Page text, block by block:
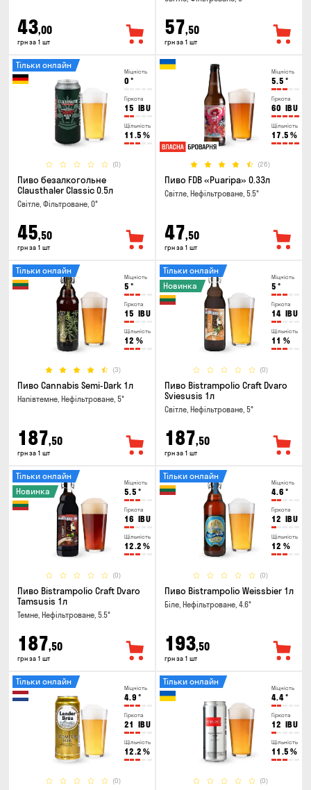
43,00
грн за 1 шт
57,50
грн за 1 шт
Міцність
0 °
Гіркота
15 IBU
Щільність
11.5 %
(0)
Тільки онлайн
Пиво безалкогольне
Clausthaler Classic 0.5л
Світле, Фільтроване, 0°
45,50
грн за 1 шт
Міцність
5.5 °
Гіркота
60 IBU
Щільність
17.5 %
(26)
Пиво FDB «Puaripa» 0.33л
Світле, Нефільтроване, 5.5°
47,50
грн за 1 шт
Міцність
5 °
Гіркота
15 IBU
Щільність
12 %
(3)
Тільки онлайн
Пиво Cannabis Semi-Dark 1л
Напівтемне, Нефільтроване, 5°
187,50
грн за 1 шт
Міцність
5 °
Гіркота
14 IBU
Щільність
11 %
(0)
Тільки онлайн
Новинка
Пиво Bistrampolio Craft Dvaro
Sviesusis 1л
Світле, Нефільтроване, 5°
187,50
грн за 1 шт
Міцність
5.5 °
Гіркота
16 IBU
Щільність
12.2 %
(0)
Тільки онлайн
Новинка
Пиво Bistrampolio Craft Dvaro
Tamsusis 1л
Темне, Нефільтроване, 5.5°
187,50
грн за 1 шт
Міцність
4.6 °
Гіркота
12 IBU
Щільність
12 %
(0)
Тільки онлайн
Пиво Bistrampolio Weissbier 1л
Біле, Нефільтроване, 4.6°
193,50
грн за 1 шт
Міцність
4.9 °
Гіркота
21 IBU
Щільність
12.2 %
(0)
Тільки онлайн
Міцність
4.4°
Гіркота
12 IBU
Щільність
11.5 %
(0)
Тільки онлайн